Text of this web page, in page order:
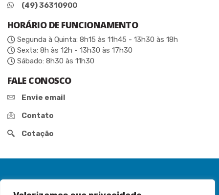
(49) 36310900
HORÁRIO DE FUNCIONAMENTO
Segunda à Quinta: 8h15 às 11h45 - 13h30 às 18h
Sexta: 8h às 12h - 13h30 às 17h30
Sábado: 8h30 às 11h30
FALE CONOSCO
Envie email
Contato
Cotação